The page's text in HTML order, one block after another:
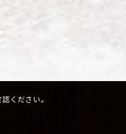
ください。